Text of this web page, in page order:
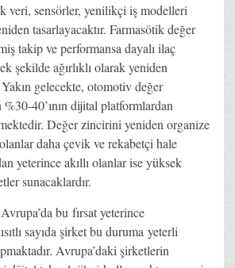
veri, sensörler, yenilikçi iş modelleri
tasarlayacaktır. Farmasötik değer
takip ve performansa dayalı ilaç
şekilde ağırlıklı olarak yeniden
gelecekte, otomotiv değer
40’ının dijital platformlardan
Değer zincirini yeniden organize
daha çevik ve rekabetçi hale
yeterince akıllı olanlar ise yüksek
sunacaklardır.
bu fırsat yeterince
sayıda şirket bu duruma yeterli
Avrupa’daki şirketlerin